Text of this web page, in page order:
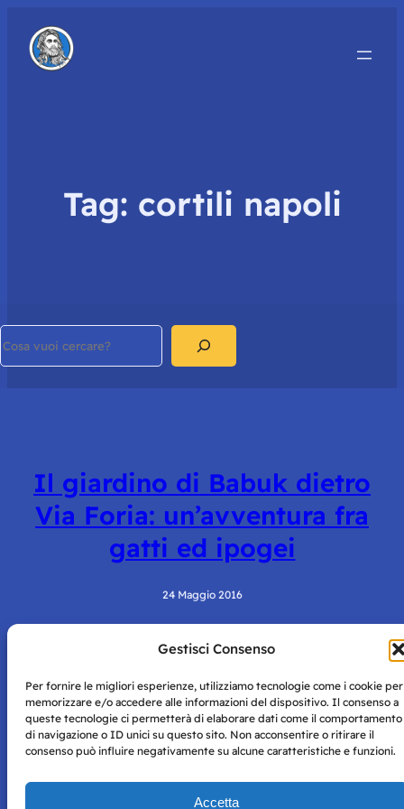
Gestisci Consenso
Per fornire le migliori esperienze, utilizziamo tecnologie come i cookie per
memorizzare e/o accedere alle informazioni del dispositivo. Il consenso a
queste tecnologie ci permetterà di elaborare dati come il comportamento
di navigazione o ID unici su questo sito. Non acconsentire o ritirare il
consenso può influire negativamente su alcune caratteristiche e funzioni.
Accetta
Tag: cortili napoli
Il giardino di Babuk dietro
Via Foria: un’avventura fra
gatti ed ipogei
24 Maggio 2016
Napoli con autorizzazione numero 38 del 25/9/2019.
Tutte le immagini e i contenuti su questo sito sono forniti